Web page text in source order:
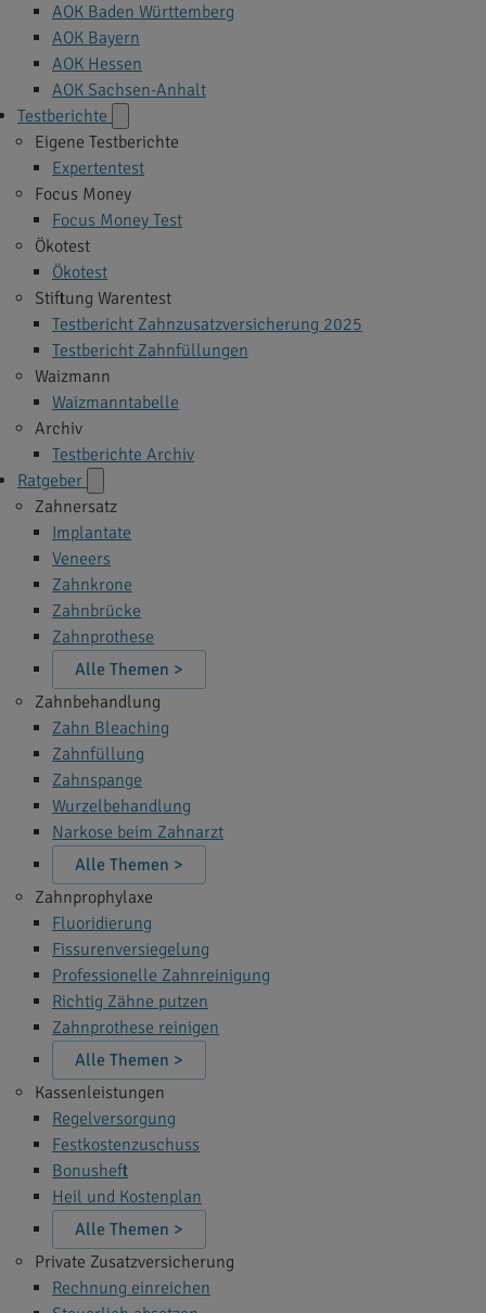
AOK Baden Württemberg
AOK Bayern
AOK Hessen
AOK Sachsen-Anhalt
Testberichte
Eigene Testberichte
Expertentest
Focus Money
Focus Money Test
Ökotest
Ökotest
Stiftung Warentest
Testbericht Zahnzusatzversicherung 2025
Testbericht Zahnfüllungen
Waizmann
Waizmanntabelle
Archiv
Testberichte Archiv
Ratgeber
Zahnersatz
Implantate
Veneers
Zahnkrone
Zahnbrücke
Zahnprothese
Alle Themen >
Zahnbehandlung
Zahn Bleaching
Zahnfüllung
Zahnspange
Wurzelbehandlung
Narkose beim Zahnarzt
Alle Themen >
Zahnprophylaxe
Fluoridierung
Fissurenversiegelung
Professionelle Zahnreinigung
Richtig Zähne putzen
Zahnprothese reinigen
Alle Themen >
Kassenleistungen
Regelversorgung
Festkostenzuschuss
Bonusheft
Heil und Kostenplan
Alle Themen >
Private Zusatzversicherung
Rechnung einreichen